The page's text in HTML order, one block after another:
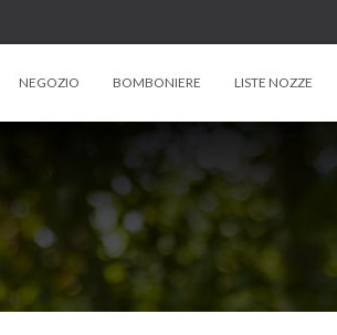
NEGOZIO BOMBONIERE LISTE NOZZE